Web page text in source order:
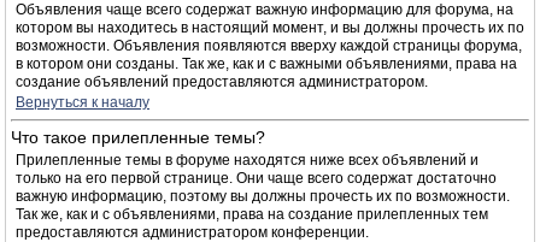
Объявления чаще всего содержат важную информацию для форума, на
котором вы находитесь в настоящий момент, и вы должны прочесть их по
возможности. Объявления появляются вверху каждой страницы форума,
в котором они созданы. Так же, как и с важными объявлениями, права на
создание объявлений предоставляются администратором.
Вернуться к началу
Что такое прилепленные темы?
Прилепленные темы в форуме находятся ниже всех объявлений и
только на его первой странице. Они чаще всего содержат достаточно
важную информацию, поэтому вы должны прочесть их по возможности.
Так же, как и с объявлениями, права на создание прилепленных тем
предоставляются администратором конференции.